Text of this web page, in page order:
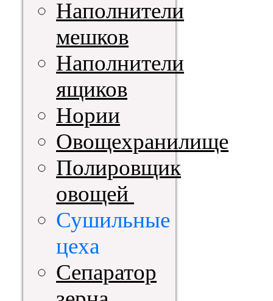
Наполнители
мешков
Наполнители
ящиков
Нории
Овощехранилище
Полировщик
овощей
Сушильные
цеха
Сепаратор